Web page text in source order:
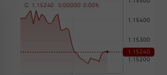
การฝากเงิน
C 1 . 1 52 40 0 .00000 0 .00%